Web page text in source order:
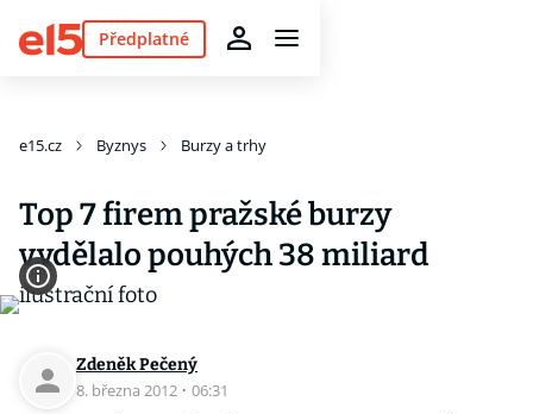
Předplatné
e15.cz Byznys Burzy a trhy
Top 7 firem pražské burzy
vydělalo pouhých 38 miliard
Zdeněk Pečený
8. března 2012 · 06:31